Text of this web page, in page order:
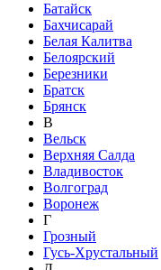
Батайск
Бахчисарай
Белая Калитва
Белоярский
Березники
Братск
Брянск
В
Вельск
Верхняя Салда
Владивосток
Волгоград
Воронеж
Г
Грозный
Гусь-Хрустальный